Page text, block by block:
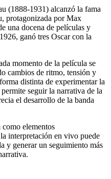
(1888-1931) alcanzó la fama
protagonizada por Max
una docena de películas y
ganó tres Oscar con la
momento de la película se
cambios de ritmo, tensión y
distinta de experimentar la
seguir la narrativa de la
el desarrollo de la banda
elementos
interpretación en vivo puede
y generar un seguimiento más